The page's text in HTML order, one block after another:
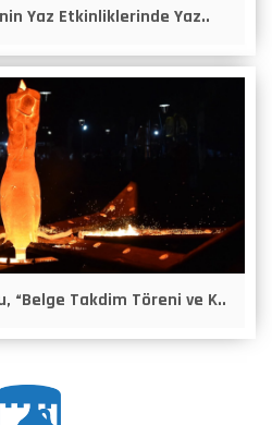
Yaz Etkinliklerinde Yaz..
“Belge Takdim Töreni ve K..